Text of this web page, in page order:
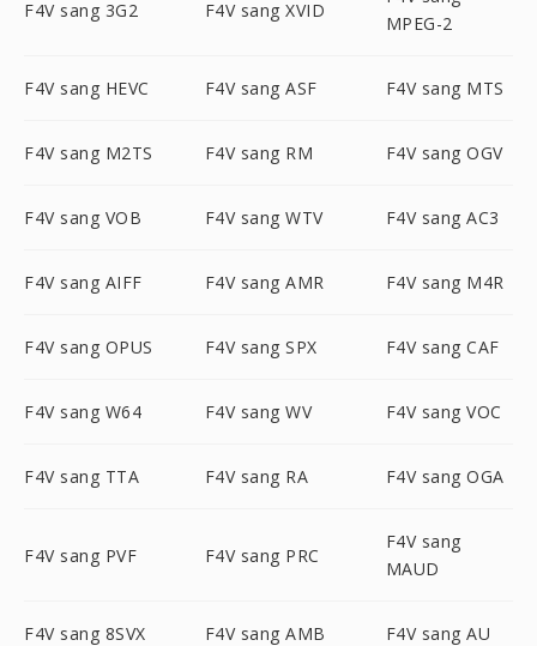
F4V sang 3G2 F4V sang XVID
MPEG-2
F4V sang HEVC F4V sang ASF F4V sang MTS
F4V sang M2TS F4V sang RM F4V sang OGV
F4V sang VOB F4V sang WTV F4V sang AC3
F4V sang AIFF F4V sang AMR F4V sang M4R
F4V sang OPUS F4V sang SPX F4V sang CAF
F4V sang W64 F4V sang WV F4V sang VOC
F4V sang TTA F4V sang RA F4V sang OGA
F4V sang PVF F4V sang PRC
F4V sang
MAUD
F4V sang 8SVX F4V sang AMB F4V sang AU